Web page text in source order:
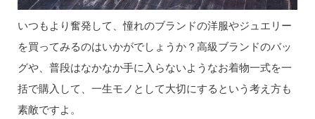
いつもより奮発して、憧れのブランドの洋服やジュエリー
を買ってみるのはいかがでしょうか？高級ブランドのバッ
グや、普段はなかなか手に入らないようなお着物一式を一
括で購入して、一生モノとして大切にするという考え方も
素敵ですよ。